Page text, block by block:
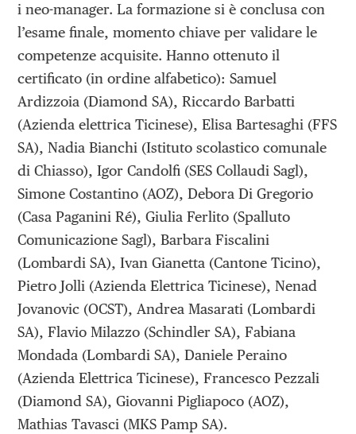
i neo-manager. La formazione si è conclusa con
l’esame finale, momento chiave per validare le
competenze acquisite. Hanno ottenuto il
certificato (in ordine alfabetico): Samuel
Ardizzoia (Diamond SA), Riccardo Barbatti
(Azienda elettrica Ticinese), Elisa Bartesaghi (FFS
SA), Nadia Bianchi (Istituto scolastico comunale
di Chiasso), Igor Candolfi (SES Collaudi Sagl),
Simone Costantino (AOZ), Debora Di Gregorio
(Casa Paganini Ré), Giulia Ferlito (Spalluto
Comunicazione Sagl), Barbara Fiscalini
(Lombardi SA), Ivan Gianetta (Cantone Ticino),
Pietro Jolli (Azienda Elettrica Ticinese), Nenad
Jovanovic (OCST), Andrea Masarati (Lombardi
SA), Flavio Milazzo (Schindler SA), Fabiana
Mondada (Lombardi SA), Daniele Peraino
(Azienda Elettrica Ticinese), Francesco Pezzali
(Diamond SA), Giovanni Pigliapoco (AOZ),
Mathias Tavasci (MKS Pamp SA).